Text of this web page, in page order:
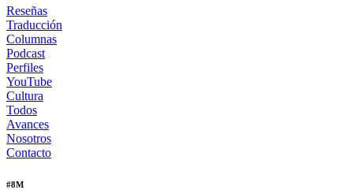
Reseñas
Traducción
Columnas
Podcast
Perfiles
YouTube
Cultura
Todos
Avances
Nosotros
Contacto
#8M